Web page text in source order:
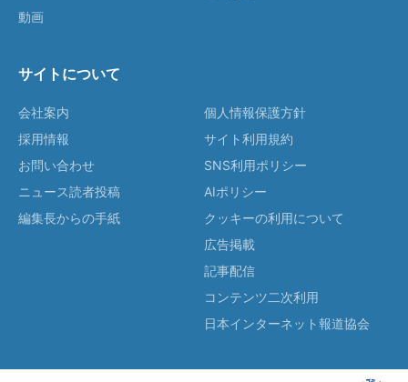
動画
サイトについて
会社案内
採用情報
お問い合わせ
ニュース読者投稿
編集長からの手紙
個人情報保護方針
サイト利用規約
SNS利用ポリシー
AIポリシー
クッキーの利用について
広告掲載
記事配信
コンテンツ二次利用
日本インターネット報道協会